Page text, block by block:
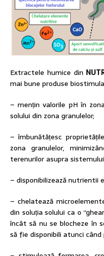
Extractele humice din
mai bune produse
– mențin valorile pH în
solului din zona granulelor;
– îmbunătățesc
zona granulelor,
terenurilor asupra
– disponibilizează nutrientii
– chelatează
din soluția solului ca o
încât să nu se blocheze în
să fie disponibili atunci